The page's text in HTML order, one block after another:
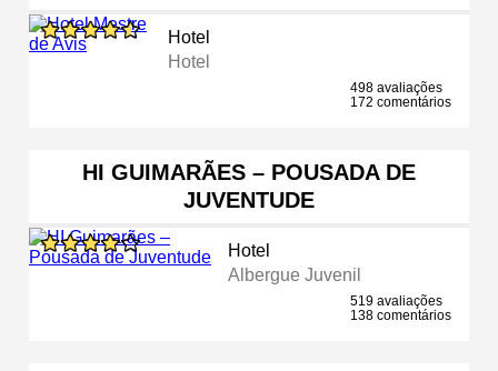
Hotel
Hotel
498 avaliações
172 comentários
HI GUIMARÃES – POUSADA DE
JUVENTUDE
Hotel
Albergue Juvenil
519 avaliações
138 comentários